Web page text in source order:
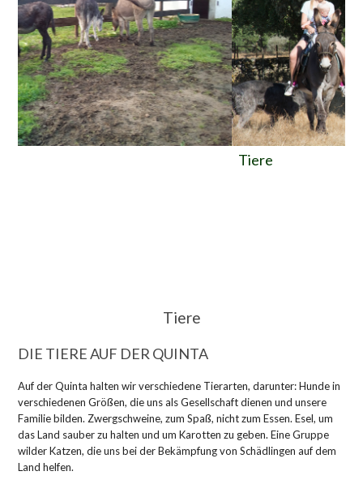
Tiere
DIE TIERE AUF DER QUINTA
Auf der Quinta halten wir verschiedene Tierarten, darunter: Hunde in
verschiedenen Größen, die uns als Gesellschaft dienen und unsere
Familie bilden. Zwergschweine, zum Spaß, nicht zum Essen. Esel, um
das Land sauber zu halten und um Karotten zu geben. Eine Gruppe
wilder Katzen, die uns bei der Bekämpfung von Schädlingen auf dem
Land helfen.